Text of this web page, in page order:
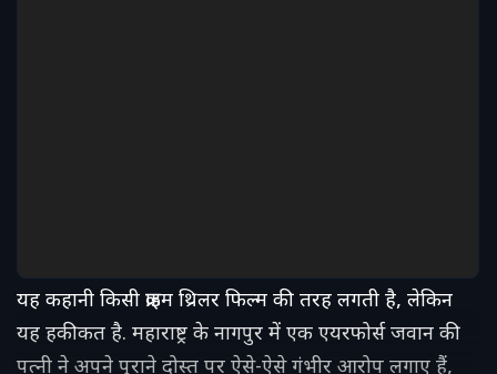
यह कहानी किसी क्राइम थ्रिलर फिल्म की तरह लगती है, लेकिन
यह हकीकत है. महाराष्ट्र के नागपुर में एक एयरफोर्स जवान की
पत्नी ने अपने पुराने दोस्त पर ऐसे-ऐसे गंभीर आरोप लगाए हैं,